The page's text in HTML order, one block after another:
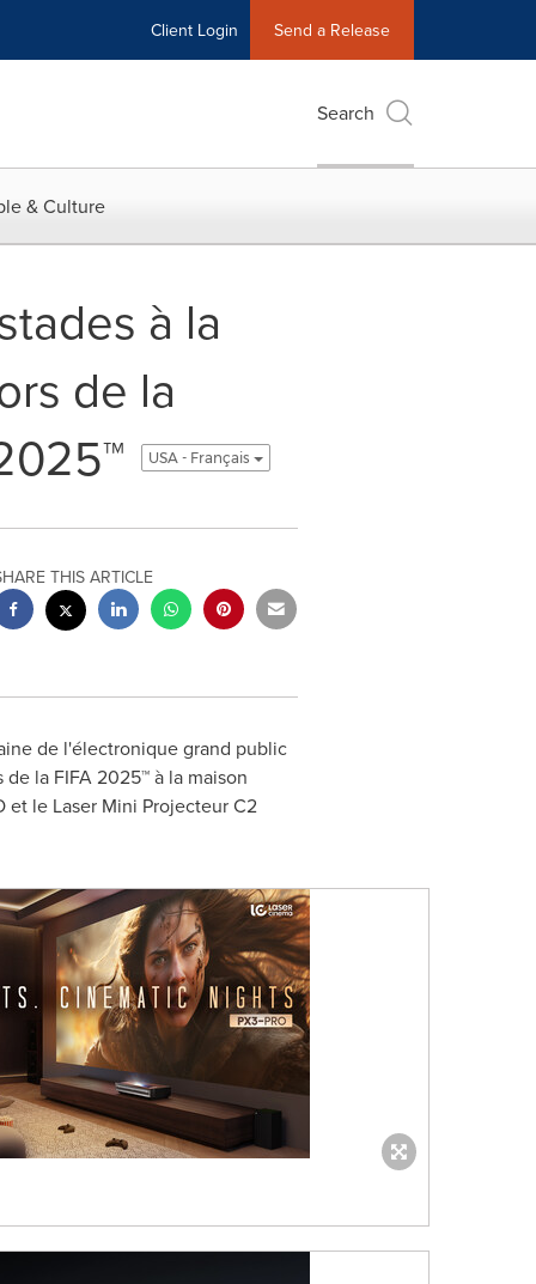
Client Login Send a Release
Search
& Culture
à la
de la
USA - Français
THIS ARTICLE
de l'électronique grand public
la FIFA 2025™ à la maison
et le Laser Mini Projecteur C2